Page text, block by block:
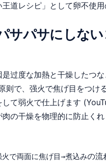
王道レシピ」として卵不使
サパサにしな
过度な加熱と干燥したつ
则で、强火で焦げ目をつけ
て弱火で仕上げます
肉の干燥を物理的に防止く
火で両面に焦げ目→煮込みの流